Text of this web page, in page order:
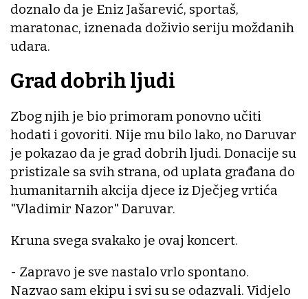
doznalo da je Eniz Jašarević, sportaš,
maratonac, iznenada doživio seriju moždanih
udara.
Grad dobrih ljudi
Zbog njih je bio primoram ponovno učiti
hodati i govoriti. Nije mu bilo lako, no Daruvar
je pokazao da je grad dobrih ljudi. Donacije su
pristizale sa svih strana, od uplata građana do
humanitarnih akcija djece iz Dječjeg vrtića
"Vladimir Nazor" Daruvar.
Kruna svega svakako je ovaj koncert.
- Zapravo je sve nastalo vrlo spontano.
Nazvao sam ekipu i svi su se odazvali. Vidjelo